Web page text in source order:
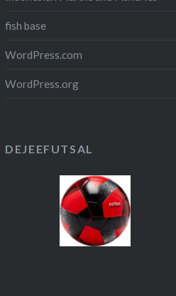
fish base
WordPress.com
WordPress.org
DEJEEFUTSAL